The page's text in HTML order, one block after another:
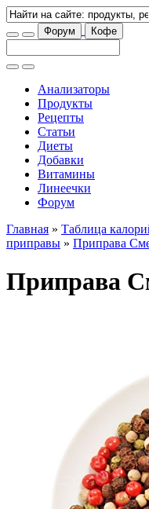
Форум Кофе
Анализаторы
Продукты
Рецепты
Статьи
Диеты
Добавки
Витамины
Линеечки
Форум
Главная » Таблица
приправы » Приправа
Приправа